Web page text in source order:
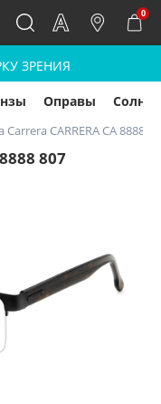
0
ЗРЕНИЯ
Оправы
CARRERA CA 8888
807